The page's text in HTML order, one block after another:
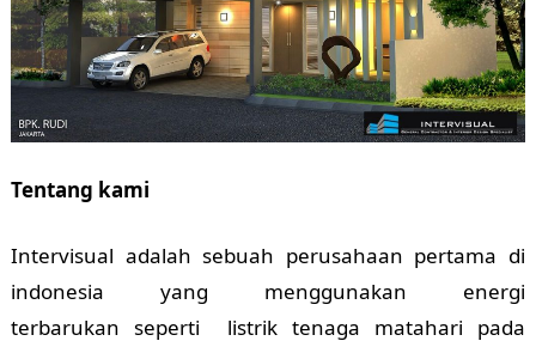
Tentang kami
Intervisual adalah sebuah perusahaan pertama di
indonesia yang menggunakan energi
terbarukan seperti listrik tenaga matahari pada